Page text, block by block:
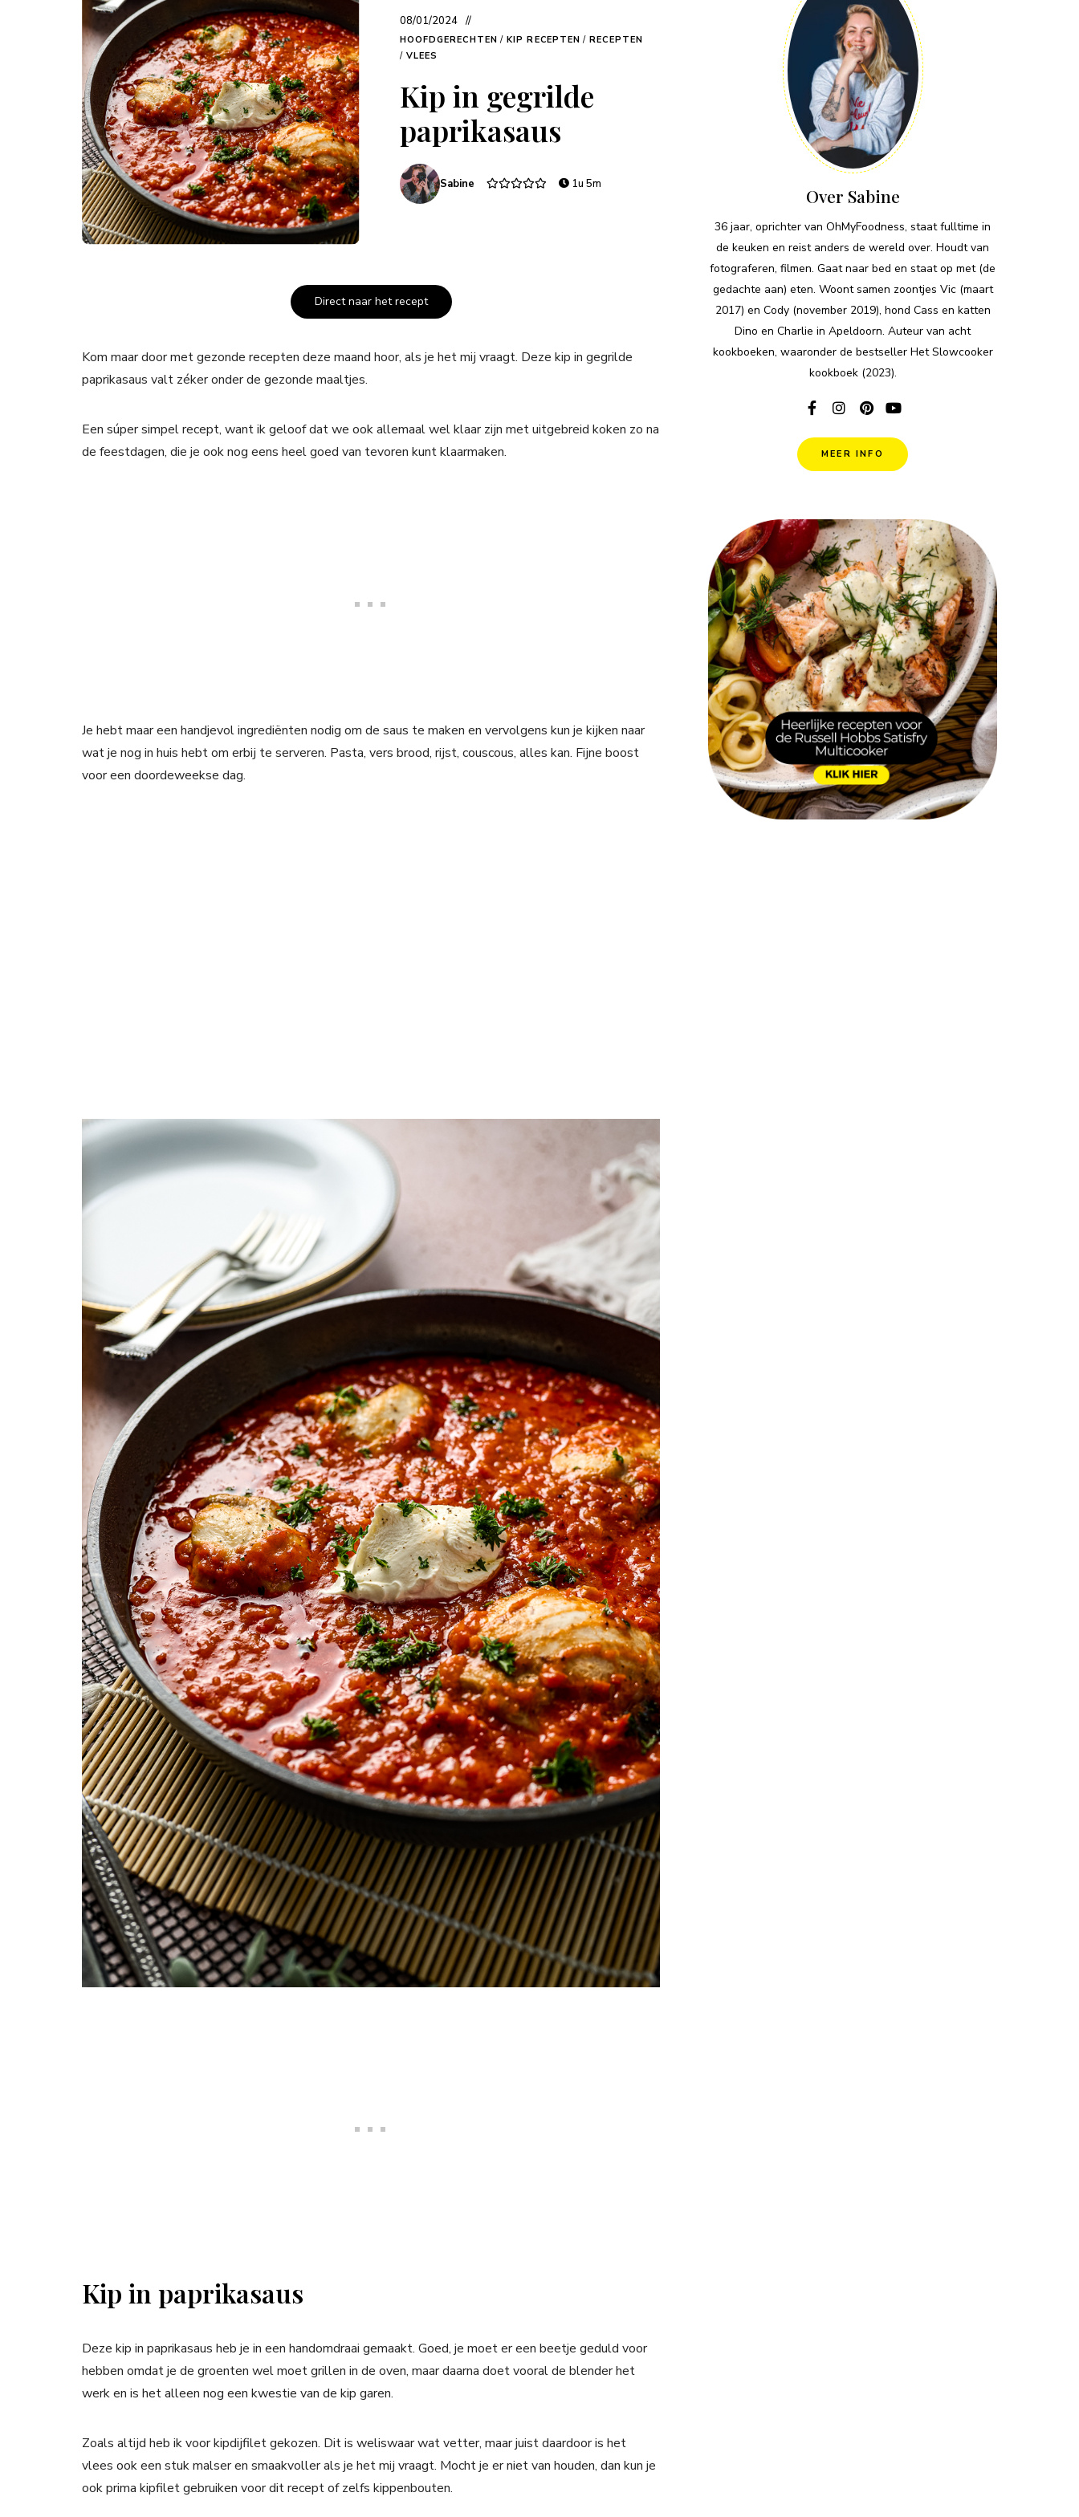
08/01/2024
HOOFDGERECHTEN / KIP RECEPTEN / RECEPTEN
/ VLEES
Kip in gegrilde
paprikasaus
Sabine 1u 5m
Direct naar het recept
Kom maar door met gezonde recepten deze maand hoor, als je het mij vraagt. Deze kip in gegrilde
paprikasaus valt zéker onder de gezonde maaltjes.
Een súper simpel recept, want ik geloof dat we ook allemaal wel klaar zijn met uitgebreid koken zo na
de feestdagen, die je ook nog eens heel goed van tevoren kunt klaarmaken.
Je hebt maar een handjevol ingrediënten nodig om de saus te maken en vervolgens kun je kijken naar
wat je nog in huis hebt om erbij te serveren. Pasta, vers brood, rijst, couscous, alles kan. Fijne boost
voor een doordeweekse dag.
Kip in paprikasaus
Deze kip in paprikasaus heb je in een handomdraai gemaakt. Goed, je moet er een beetje geduld voor
hebben omdat je de groenten wel moet grillen in de oven, maar daarna doet vooral de blender het
werk en is het alleen nog een kwestie van de kip garen.
Zoals altijd heb ik voor kipdijfilet gekozen. Dit is weliswaar wat vetter, maar juist daardoor is het
vlees ook een stuk malser en smaakvoller als je het mij vraagt. Mocht je er niet van houden, dan kun je
ook prima kipfilet gebruiken voor dit recept of zelfs kippenbouten.
Over Sabine
36 jaar, oprichter van OhMyFoodness, staat fulltime in
de keuken en reist anders de wereld over. Houdt van
fotograferen, filmen. Gaat naar bed en staat op met (de
gedachte aan) eten. Woont samen zoontjes Vic (maart
2017) en Cody (november 2019), hond Cass en katten
Dino en Charlie in Apeldoorn. Auteur van acht
kookboeken, waaronder de bestseller Het Slowcooker
kookboek (2023).
MEER INFO